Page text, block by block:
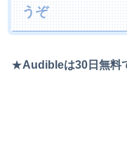
うぞ
★Audibleは30日無料